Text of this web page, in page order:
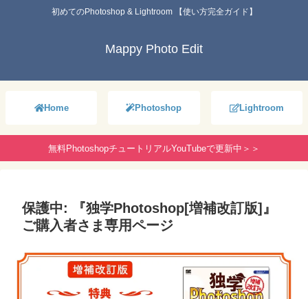
初めてのPhotoshop & Lightroom 【使い方完全ガイド】
Mappy Photo Edit
Home Photoshop Lightroom
無料PhotoshopチュートリアルYouTubeで更新中＞＞
保護中: 『独学Photoshop[増補改訂版]』
ご購入者さま専用ページ